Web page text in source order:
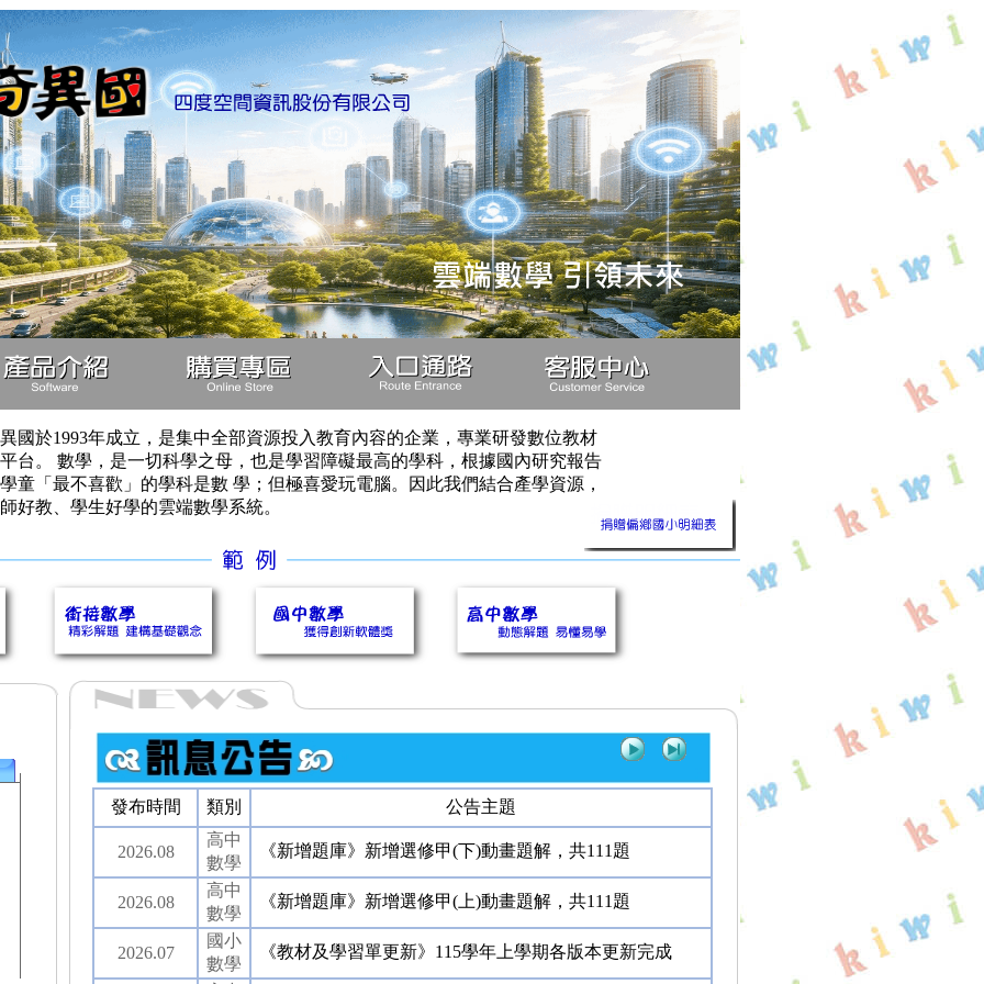
國於1993年成立，是集中全部資源投入教育內容的企業，專業研發數位教材
台。 數學，是一切科學之母，也是學習障礙最高的學科，根據國內研究報告
童「最不喜歡」的學科是數 學；但極喜愛玩電腦。因此我們結合產學資源，
好教、學生好學的雲端數學系統。